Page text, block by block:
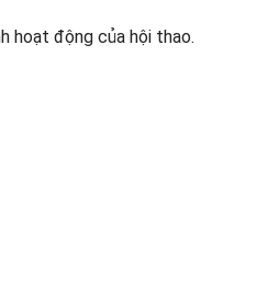
hoạt động của hội thao.